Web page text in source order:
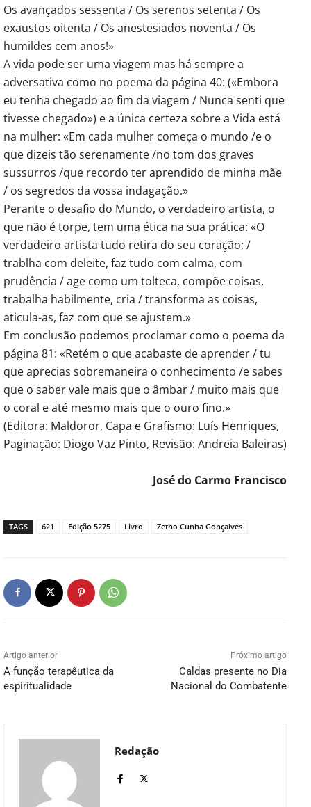
Os avançados sessenta / Os serenos setenta / Os
exaustos oitenta / Os anestesiados noventa / Os
humildes cem anos!»
A vida pode ser uma viagem mas há sempre a
adversativa como no poema da página 40: («Embora
eu tenha chegado ao fim da viagem / Nunca senti que
tivesse chegado») e a única certeza sobre a Vida está
na mulher: «Em cada mulher começa o mundo /e o
que dizeis tão serenamente /no tom dos graves
sussurros /que recordo ter aprendido de minha mãe
/ os segredos da vossa indagação.»
Perante o desafio do Mundo, o verdadeiro artista, o
que não é torpe, tem uma ética na sua prática: «O
verdadeiro artista tudo retira do seu coração; /
trablha com deleite, faz tudo com calma, com
prudência / age como um tolteca, compõe coisas,
trabalha habilmente, cria / transforma as coisas,
aticula-as, faz com que se ajustem.»
Em conclusão podemos proclamar como o poema da
página 81: «Retém o que acabaste de aprender / tu
que aprecias sobremaneira o conhecimento /e sabes
que o saber vale mais que o âmbar / muito mais que
o coral e até mesmo mais que o ouro fino.»
(Editora: Maldoror, Capa e Grafismo: Luís Henriques,
Paginação: Diogo Vaz Pinto, Revisão: Andreia Baleiras)
José do Carmo Francisco
TAGS 621 Edição 5275 Livro Zetho Cunha Gonçalves
Artigo anterior
A função terapêutica da
espiritualidade
Próximo artigo
Caldas presente no Dia
Nacional do Combatente
Redação